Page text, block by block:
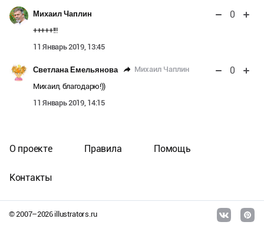
Михаил Чаплин 0
+++++!!!
11 Январь 2019, 13:45
Светлана Емельянова Михаил Чаплин 0
Михаил, благодарю!))
11 Январь 2019, 14:15
© 2007–2026illustrators.ru
О проекте Правила Помощь
Контакты